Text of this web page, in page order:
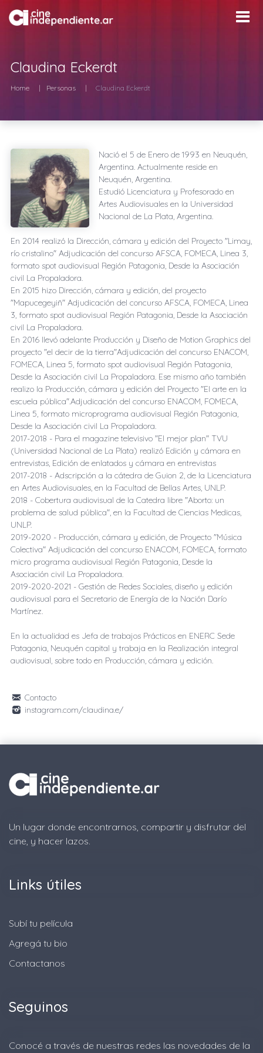
Claudina Eckerdt
Home Personas Claudina Eckerdt
Nació el 5 de Enero de 1993 en Neuquén,
Argentina. Actualmente reside en
Neuquén, Argentina.
Estudió Licenciatura y Profesorado en
Artes Audiovisuales en la Universidad
Nacional de La Plata, Argentina.
En 2014 realizó la Dirección, cámara y edición del Proyecto "Limay,
río cristalino" Adjudicación del concurso AFSCA, FOMECA, Linea 3,
formato spot audiovisual Región Patagonia, Desde la Asociación
civil La Propaladora.
En 2015 hizo Dirección, cámara y edición, del proyecto
"Mapucegeyiñ" Adjudicación del concurso AFSCA, FOMECA, Linea
3, formato spot audiovisual Región Patagonia, Desde la Asociación
civil La Propaladora.
En 2016 llevó adelante Producción y Diseño de Motion Graphics del
proyecto "el decir de la tierra"Adjudicación del concurso ENACOM,
FOMECA, Linea 5, formato spot audiovisual Región Patagonia,
Desde la Asociación civil La Propaladora. Ese mismo año también
realizo la Producción, cámara y edición del Proyecto "El arte en la
escuela pública".Adjudicación del concurso ENACOM, FOMECA,
Linea 5, formato microprograma audiovisual Región Patagonia,
Desde la Asociación civil La Propaladora.
2017-2018 - Para el magazine televisivo "El mejor plan" TVU
(Universidad Nacional de La Plata) realizó Edición y cámara en
entrevistas, Edición de enlatados y cámara en entrevistas
2017-2018 - Adscripción a la cátedra de Guion 2, de la Licenciatura
en Artes Audiovisuales, en la Facultad de Bellas Artes, UNLP.
2018 - Cobertura audiovisual de la Catedra libre "Aborto: un
problema de salud pública", en la Facultad de Ciencias Medicas,
UNLP.
2019-2020 - Producción, cámara y edición, de Proyecto "Música
Colectiva" Adjudicación del concurso ENACOM, FOMECA, formato
micro programa audiovisual Región Patagonia, Desde la
Asociación civil La Propaladora.
2019-2020-2021 - Gestión de Redes Sociales, diseño y edición
audiovisual para el Secretario de Energía de la Nación Darío
Martínez.
En la actualidad es Jefa de trabajos Prácticos en ENERC Sede
Patagonia, Neuquén capital y trabaja en la Realización integral
audiovisual, sobre todo en Producción, cámara y edición.
Contacto
instagram.com/claudina.e/
Un lugar donde encontrarnos, compartir y disfrutar del
cine, y hacer lazos.
Links útiles
Subí tu película
Agregá tu bio
Contactanos
Seguinos
Conocé a través de nuestras redes las novedades de la